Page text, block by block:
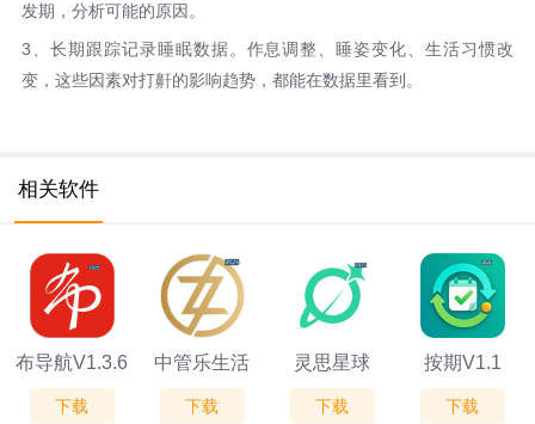
发期，分析可能的原因。
3、长期跟踪记录睡眠数据。作息调整、睡姿变化、生活习惯改
变，这些因素对打鼾的影响趋势，都能在数据里看到。
相关软件
布导航V1.3.6
下载
中管乐生活
V1.2.0
下载
灵思星球
V1.13.4
下载
按期V1.1
下载